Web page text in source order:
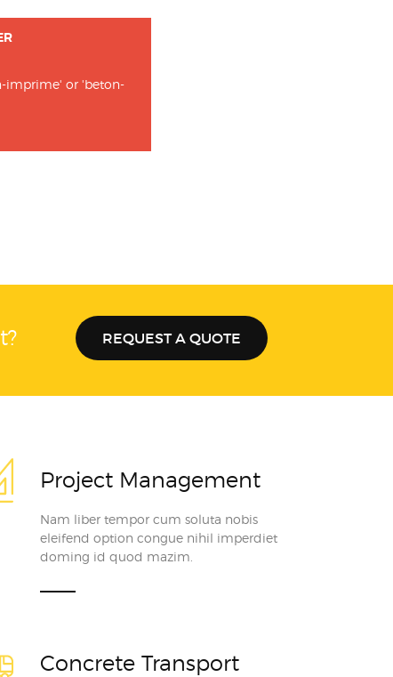
imprime' or 'beton-
REQUEST A QUOTE
Project Management
Nam liber tempor cum soluta nobis
eleifend option congue nihil imperdiet
doming id quod mazim.
Concrete Transport